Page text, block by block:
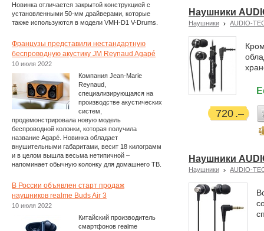
Наушники
Наушники AUDIO-
720
Наушники
Наушники AUDIO-
Новинка отличается закрытой конструкцией с
установленными 50-мм драйверами, которые
также используются в модели VMH-D1 V-Drums.
Французы представили нестандартную
беспроводную акустику JM Reynaud Agapé
10 июля 2022
Компания Jean-Marie
Reynaud,
специализирующаяся на
производстве акустических
систем,
продемонстрировала новую модель
беспроводной колонки, которая получила
название Agapé. Новинка обладает
внушительными габаритами, весит 18 килограмм
и в целом вышла весьма нетипичной –
напоминает обычную колонку для домашнего ТВ.
В России объявлен старт продаж
наушников realme Buds Air 3
10 июля 2022
Китайский производитель
смартфонов realme